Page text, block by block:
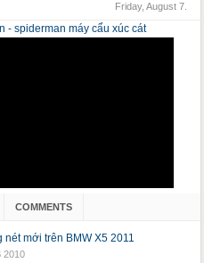
Friday, August 7.
- spiderman máy cẩu xúc cát
COMMENTS
nét mới trên BMW X5 2011
2010